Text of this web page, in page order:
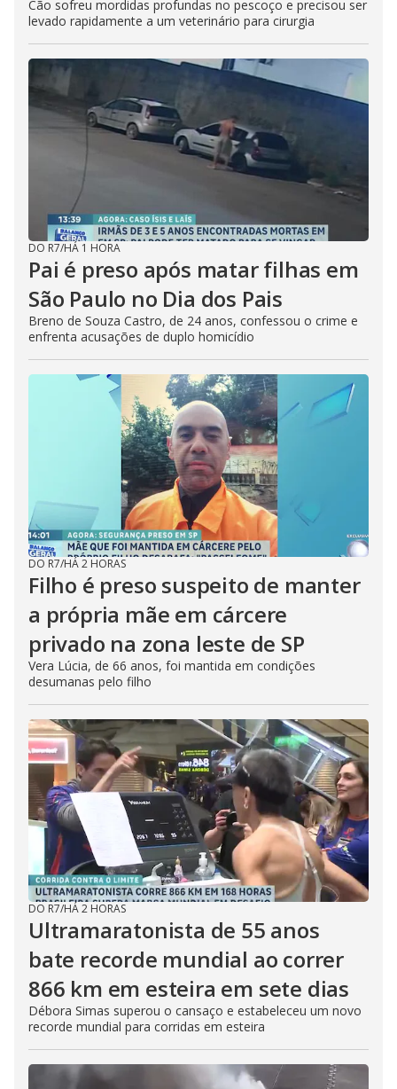
Cão sofreu mordidas profundas no pescoço e precisou ser
levado rapidamente a um veterinário para cirurgia
DO R7/HÁ 1 HORA
Pai é preso após matar filhas em
São Paulo no Dia dos Pais
Breno de Souza Castro, de 24 anos, confessou o crime e
enfrenta acusações de duplo homicídio
DO R7/HÁ 2 HORAS
Filho é preso suspeito de manter
a própria mãe em cárcere
privado na zona leste de SP
Vera Lúcia, de 66 anos, foi mantida em condições
desumanas pelo filho
DO R7/HÁ 2 HORAS
Ultramaratonista de 55 anos
bate recorde mundial ao correr
866 km em esteira em sete dias
Débora Simas superou o cansaço e estabeleceu um novo
recorde mundial para corridas em esteira